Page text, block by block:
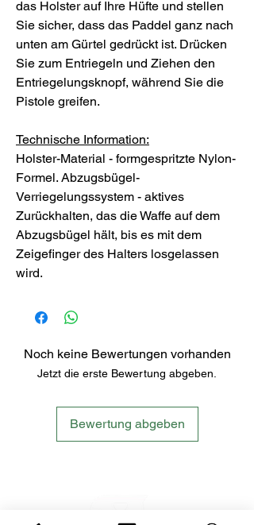
das Holster auf Ihre Hüfte und stellen
Sie sicher, dass das Paddel ganz nach
unten am Gürtel gedrückt ist. Drücken
Sie zum Entriegeln und Ziehen den
Entriegelungsknopf, während Sie die
Pistole greifen.
Technische Information:
Holster-Material - formgespritzte Nylon-
Formel. Abzugsbügel-
Verriegelungssystem - aktives
Zurückhalten, das die Waffe auf dem
Abzugsbügel hält, bis es mit dem
Zeigefinger des Halters losgelassen
wird.
Noch keine Bewertungen vorhanden
Jetzt die erste Bewertung abgeben.
Bewertung abgeben